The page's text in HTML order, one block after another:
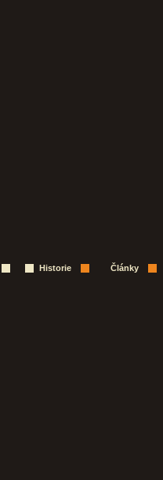
Historie
Články